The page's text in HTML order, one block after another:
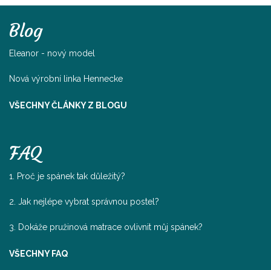
Blog
Eleanor - nový model
Nová výrobní linka Hennecke
VŠECHNY ČLÁNKY Z BLOGU
FAQ
1. Proč je spánek tak důležitý?
2. Jak nejlépe vybrat správnou postel?
3. Dokáže pružinová matrace ovlivnit můj spánek?
VŠECHNY FAQ